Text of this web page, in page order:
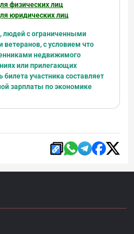
физических лиц
юридических лиц
людей с ограниченными
с условием что
недвижимого
или прилегающих
билета участника составляет
зарплаты по экономике